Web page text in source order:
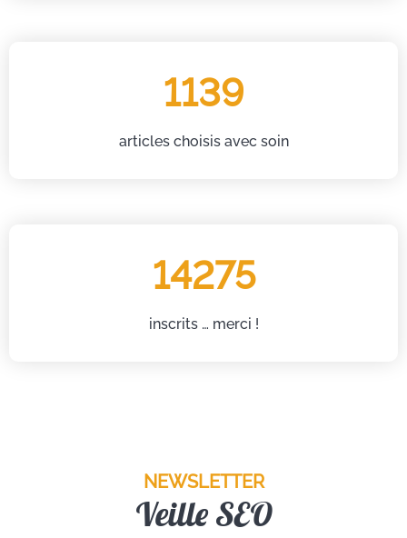
1139
articles choisis avec soin
14275
inscrits … merci !
NEWSLETTER
Veille SEO